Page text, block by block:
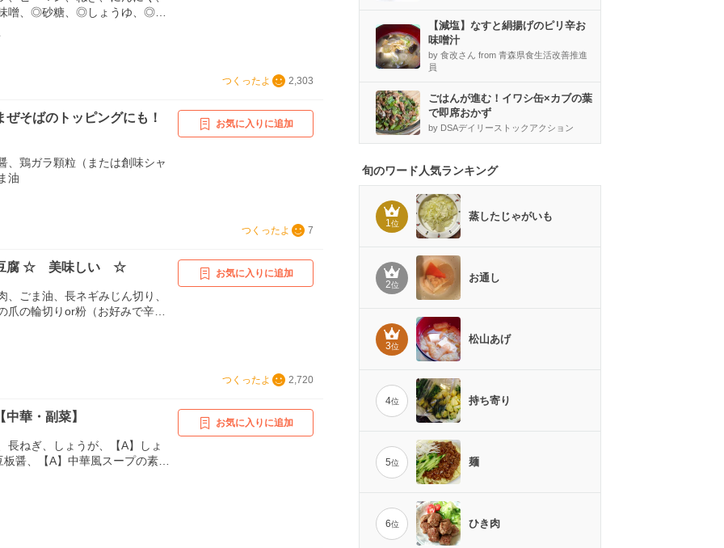
噌、◎砂糖、◎しょうゆ、◎酒、
つくったよ 2,303
ぜそばのトッピングにも！
、鶏ガラ顆粒（または創味シャ
油
お気に入りに追加
つくったよ 7
腐 ☆ 美味しい ☆
、ごま油、長ネギみじん切り、
爪の輪切りor粉（お好みで辛さ
お気に入りに追加
つくったよ 2,720
華・副菜】
長ねぎ、しょうが、【A】しょ
板醤、【A】中華風スープの素
お気に入りに追加
【減塩】なすと絹揚げのピリ辛お
味噌汁
by 食改さん from 青森県食生活改善推進
員
ごはんが進む！イワシ缶×カブの葉
で即席おかず
by DSAデイリーストックアクション
旬のワード人気ランキング
1位
蒸したじゃがいも
2位
お通し
3位
松山あげ
4位 持ち寄り
5位 麺
6位 ひき肉